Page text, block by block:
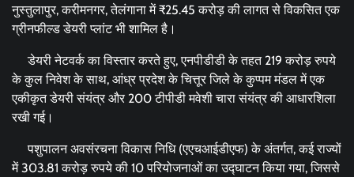
नुस्तुलापुर, करीमनगर, तेलंगाना में ₹25.45 करोड़ की लागत से विकसित एक
ग्रीनफील्ड डेयरी प्लांट भी शामिल है।
डेयरी नेटवर्क का विस्तार करते हुए, एनपीडीडी के तहत 219 करोड़ रुपये
के कुल निवेश के साथ, आंध्र प्रदेश के चित्तूर जिले के कुप्पम मंडल में एक
एकीकृत डेयरी संयंत्र और 200 टीपीडी मवेशी चारा संयंत्र की आधारशिला
रखी गई।
पशुपालन अवसंरचना विकास निधि (एएचआईडीएफ) के अंतर्गत, कई राज्यों
में 303.81 करोड़ रुपये की 10 परियोजनाओं का उद्घाटन किया गया, जिससे